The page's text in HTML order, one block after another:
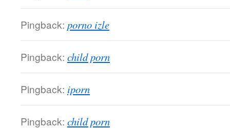
Pingback: porno izle
Pingback: child porn
Pingback: iporn
Pingback: child porn